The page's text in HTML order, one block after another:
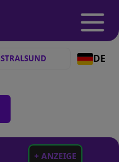
DE
+ ANZEIGE